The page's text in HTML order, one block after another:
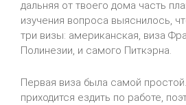
дальняя от твоего дома часть
изучения вопроса выяснилось,
три визы: американская, виза
Полинезии, и самого Питкэрна.
Первая виза была самой
приходится ездить по работе,